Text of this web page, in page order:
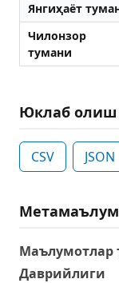
Янгиҳаёт
Чилонзор
тумани
Юклаб олиш
CSV JSON
Маълумотлар
Даврийлиги